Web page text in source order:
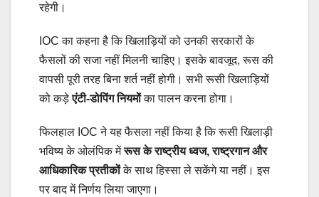
रहेगी।
IOC का कहना है कि खिलाड़ियों को उनकी सरकारों के
फैसलों की सजा नहीं मिलनी चाहिए। इसके बावजूद, रूस की
वापसी पूरी तरह बिना शर्त नहीं होगी। सभी रूसी खिलाड़ियों
को कड़ेएंटी-डोपिंग नियमोंका पालन करना होगा।
फिलहाल IOC ने यह फैसला नहीं किया है कि रूसी खिलाड़ी
भविष्य के ओलंपिक मेंरूस के राष्ट्रीय ध्वज, राष्ट्रगान और
आधिकारिक प्रतीकोंके साथ हिस्सा ले सकेंगे या नहीं। इस
पर बाद में निर्णय लिया जाएगा।